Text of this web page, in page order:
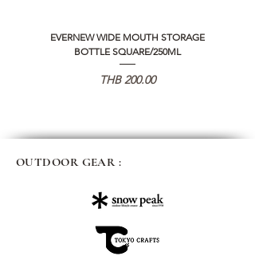
EVERNEW WIDE MOUTH STORAGE
BOTTLE SQUARE/250ML
Price
THB 200.00
OUTDOOR GEAR :